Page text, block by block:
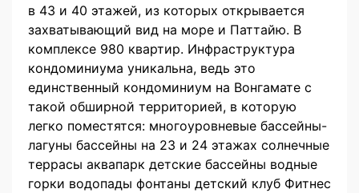
в 43 и 40 этажей, из которых открывается
захватывающий вид на море и Паттайю. В
комплексе 980 квартир. Инфраструктура
кондоминиума уникальна, ведь это
единственный кондоминиум на Вонгамате с
такой обширной территорией, в которую
легко поместятся: многоуровневые бассейны-
лагуны бассейны на 23 и 24 этажах солнечные
террасы аквапарк детские бассейны водные
горки водопады фонтаны детский клуб Фитнес